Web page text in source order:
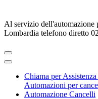
Al servizio dell'automazione
Lombardia telefono diretto
Chiama per
Automazioni per
Automazione Cancelli